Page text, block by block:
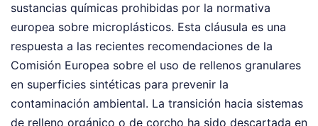
sustancias químicas prohibidas por la normativa
europea sobre microplásticos. Esta cláusula es una
respuesta a las recientes recomendaciones de la
Comisión Europea sobre el uso de rellenos granulares
en superficies sintéticas para prevenir la
contaminación ambiental. La transición hacia sistemas
de relleno orgánico o de corcho ha sido descartada en